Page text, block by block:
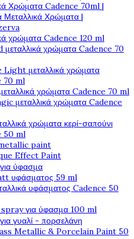
Χρώματα Cadence 70ml |
Μεταλλικά Χρώματα |
χρώματα Cadence 120 ml
μεταλλικά χρώματα Cadence 70
μεταλλικά χρώματα
70 ml
χρώματα Cadence 70 ml
μεταλλικά χρώματα Cadence
χρώματα κερί-σαπούνι
50 ml
paint
Effect Paint
ύφασμα
υφάσματος 59 ml
υφάσματος Cadence 50
για ύφασμα 100 ml
γυαλί - πορσελάνη
Metallic & Porcelain Paint 50